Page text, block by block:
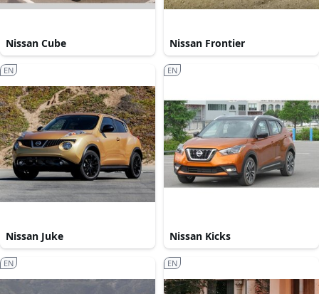
Nissan Cube Nissan Frontier
Nissan Juke
EN
Nissan Kicks
EN
EN EN